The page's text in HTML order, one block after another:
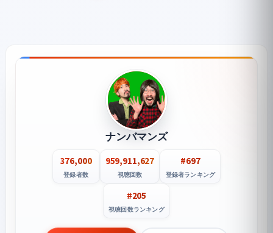
ナンバマンズ
376,000
登録者数
959,911,627
視聴回数
#697
登録者ランキング
#205
視聴回数ランキング